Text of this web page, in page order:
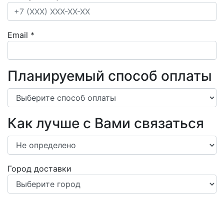
Email *
Планируемый способ оплаты
Как лучше с Вами связаться
Город доставки